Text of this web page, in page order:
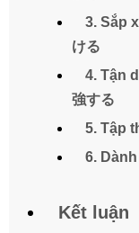
3. Sắp
ける
4. Tận
強する
5. Tập
6.
Kết luận